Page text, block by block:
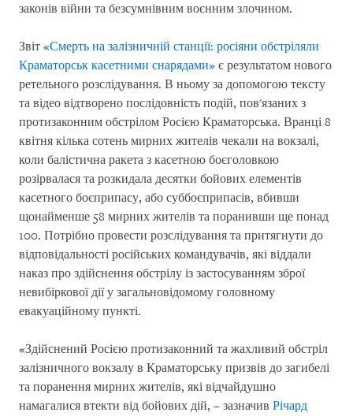
законів війни та безсумнівним воєнним злочином.
Звіт «Смерть на залізничній станції: росіяни обстріляли
Краматорськ касетними снарядами» є результатом нового
ретельного розслідування. В ньому за допомогою тексту
та відео відтворено послідовність подій, пов'язаних з
протизаконним обстрілом Росією Краматорська. Вранці 8
квітня кілька сотень мирних жителів чекали на вокзалі,
коли балістична ракета з касетною боєголовкою
розірвалася та розкидала десятки бойових елементів
касетного боєприпасу, або суббоєприпасів, вбивши
щонайменше 58 мирних жителів та поранивши ще понад
100. Потрібно провести розслідування та притягнути до
відповідальності російських командувачів, які віддали
наказ про здійснення обстрілу із застосуванням зброї
невибіркової дії у загальновідомому головному
евакуаційному пункті.
«Здійснений Росією протизаконний та жахливий обстріл
залізничного вокзалу в Краматорську призвів до загибелі
та поранення мирних жителів, які відчайдушно
намагалися втекти від бойових дій, – зазначив Річард